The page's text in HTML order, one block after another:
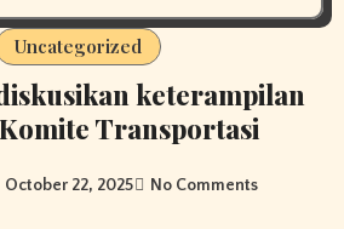
Uncategorized
keterampilan
Transportasi
October 22, 2025 No Comments